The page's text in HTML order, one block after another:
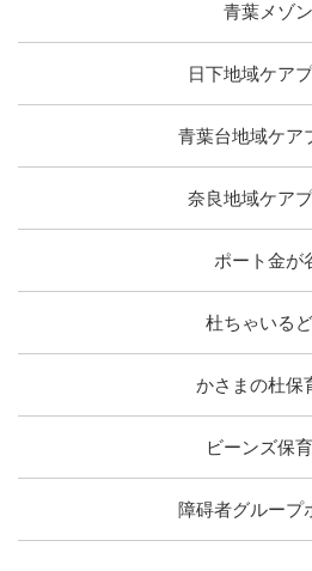
青葉メゾン
日下地域ケア
青葉台地域ケア
奈良地域ケア
ポート金が
杜ちゃいる
かさまの杜保
ビーンズ保
障碍者グループ